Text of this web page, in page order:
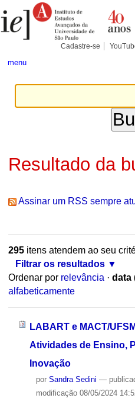
para
conteúdo.
Pessoais
Cadastre-se
menu
Resultado da
Assinar um RSS sempre
295itens atendem ao seu
Filtrar os resultados
Ordenar por relevância · data
alfabeticamente
LABART e MACT/
Atividades de Ensino,
Inovação
por Sandra Sedini —
modificação08/05/2024